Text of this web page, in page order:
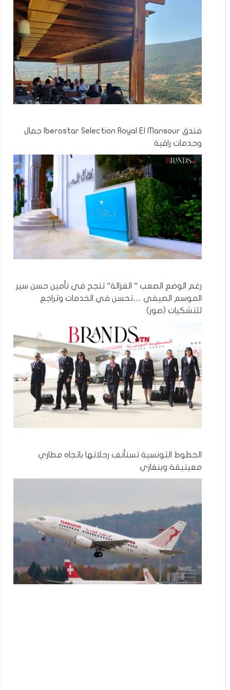
فندق Iberostar Selection Royal El Mansour جمال
وحدمات راقية
رغم الوضع الصعب ” الغزالة” تنجح في تأمين حسن سير
الموسم الصيفي …تحسن في الخدمات وتراجع
للتشكيات (صور)
الخطوط التونسية تستأنف رحلاتها باتجاه مطاري
معيتيقة وبنغازي